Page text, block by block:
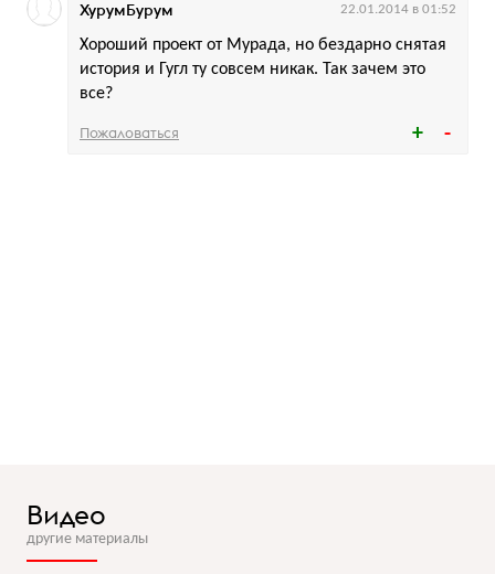
Хороший проект от Мурада, но бездарно снятая
история и Гугл ту совсем никак. Так зачем это
все?
ХурумБурум 22.01.2014 в 01:52
Пожаловаться
Видео
другие материалы